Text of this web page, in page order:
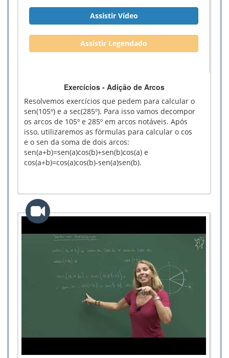
Assistir Vídeo
Assistir Legendado
Exercícios - Adição de Arcos
Resolvemos exercícios que pedem para calcular o
sen(105º) e a sec(285º). Para isso vamos decompor
os arcos de 105º e 285º em arcos notáveis. Após
isso, utilizaremos as fórmulas para calcular o cos
e o sen da soma de dois arcos:
sen(a+b)=sen(a)cos(b)+sen(b)cos(a) e
cos(a+b)=cos(a)cos(b)-sen(a)sen(b).